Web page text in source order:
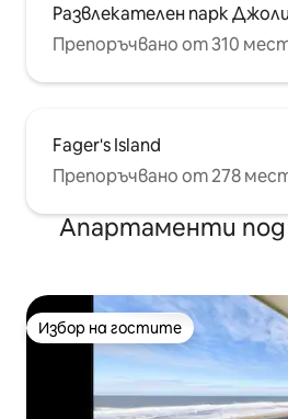
Развлекателен парк
Препоръчвано от 310
Fager's Island
Препоръчвано от 278
Апартаменти под
Избор на гостите
Избор на гостите